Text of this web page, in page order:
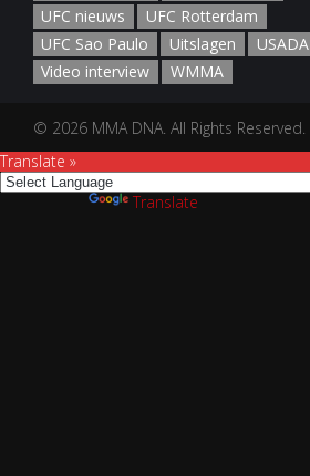
UFC nieuws
UFC Rotterdam
UFC Sao Paulo
Uitslagen
USADA
Video interview
WMMA
© 2026 MMA DNA. All Rights Reserved.
Translate »
Translate